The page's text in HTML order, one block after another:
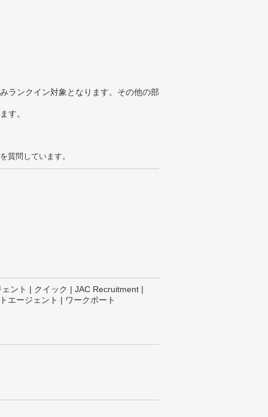
ランクイン対象となります。その他の部
す。
質問しています。
ント | クイック | JAC Recruitment |
エージェント | ワークポート